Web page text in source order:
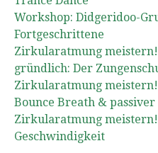
Workshop: Didgeridoo-
Fortgeschrittene
Zirkularatmung
gründlich: Der
Zirkularatmung
Bounce Breath &
Zirkularatmung meistern!
Geschwindigkeit